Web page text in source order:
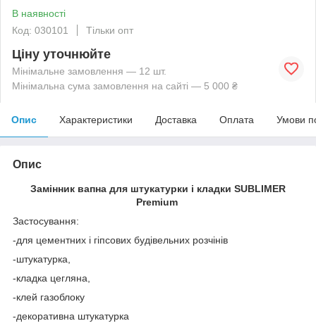
В наявності
Код: 030101
Тільки опт
Ціну уточнюйте
Мінімальне замовлення — 12 шт.
Мінімальна сума замовлення на сайті — 5 000 ₴
Опис Характеристики Доставка Оплата Умови
Опис
Замінник вапна для штукатурки і кладки SUBLIMER
Premium
Застосування:
-для цементних і гіпсових будівельних розчінів
-штукатурка,
-кладка цегляна,
-клей газоблоку
-декоративна штукатурка